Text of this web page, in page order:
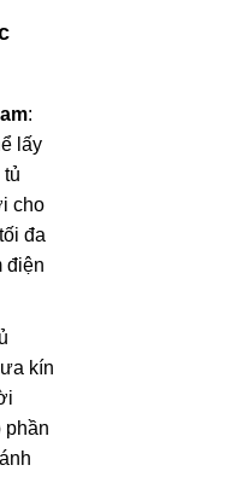
:
lấy
cho
đa
điện
kín
phần